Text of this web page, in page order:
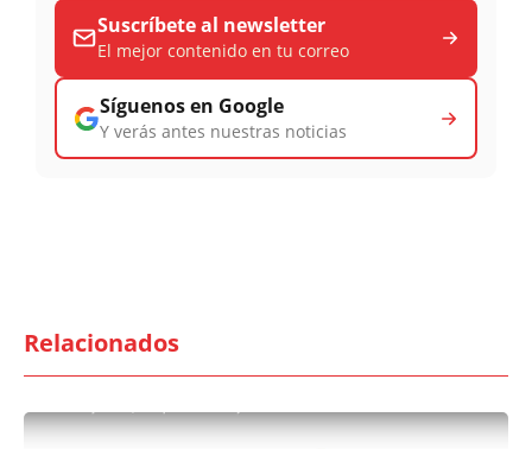
Suscríbete al newsletter
El mejor contenido en tu correo
Síguenos en Google
Y verás antes nuestras noticias
Relacionados